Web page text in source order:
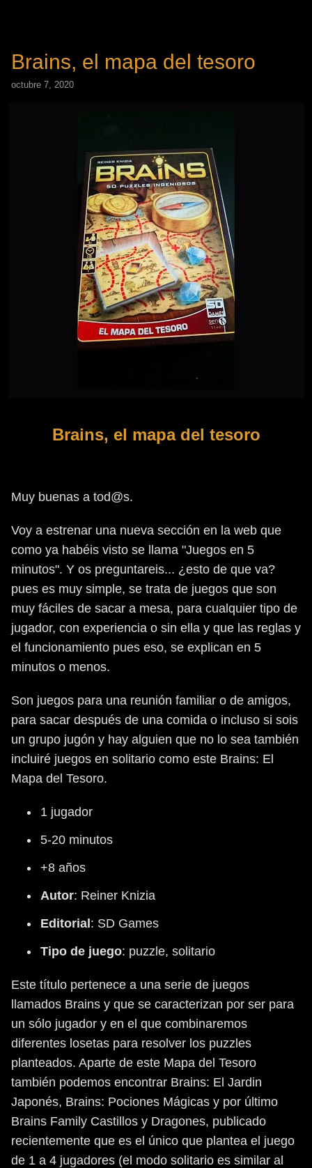
Brains, el mapa del tesoro
octubre 7, 2020
Brains, el mapa del tesoro
Muy buenas a tod@s.
Voy a estrenar una nueva sección en la web que
como ya habéis visto se llama "Juegos en 5
minutos". Y os preguntareis... ¿esto de que va?
pues es muy simple, se trata de juegos que son
muy fáciles de sacar a mesa, para cualquier tipo de
jugador, con experiencia o sin ella y que las reglas y
el funcionamiento pues eso, se explican en 5
minutos o menos.
Son juegos para una reunión familiar o de amigos,
para sacar después de una comida o incluso si sois
un grupo jugón y hay alguien que no lo sea también
incluiré juegos en solitario como este Brains: El
Mapa del Tesoro.
1 jugador
5-20 minutos
+8 años
Autor: Reiner Knizia
Editorial : SD Games
Tipo de juego: puzzle, solitario
Este título pertenece a una serie de juegos
llamados Brains y que se caracterizan por ser para
un sólo jugador y en el que combinaremos
diferentes losetas para resolver los puzzles
planteados. Aparte de este Mapa del Tesoro
también podemos encontrar Brains: El Jardin
Japonés, Brains: Pociones Mágicas y por último
Brains Family Castillos y Dragones, publicado
recientemente que es el único que plantea el juego
de 1 a 4 jugadores (el modo solitario es similar al